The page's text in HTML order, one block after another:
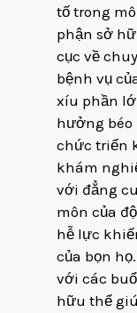
tố trong
phận sở
cục về
bệnh vụ
xíu phần
hưởng béo
chức triển
khám
với đẳng
môn của
hễ lực
của bọn
với các
hữu thể